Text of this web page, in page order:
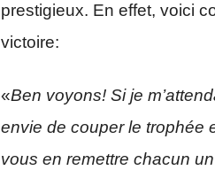
prestigieux. En effet, voici
victoire:
«Ben voyons! Si je
envie de couper le trophée
vous en remettre chacun